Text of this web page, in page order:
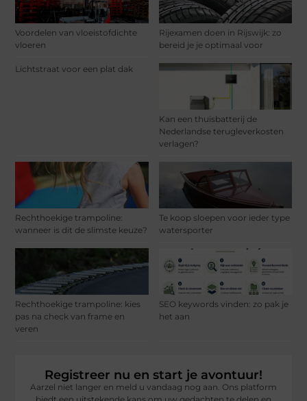
Voordelen van vloeistofdichte
vloeren
Rijexamen doen in Rijswijk: zo
bereid je je optimaal voor
Lichtstraat voor een plat dak
Kan een thuisbatterij de
Nederlandse terugleverkosten
verlagen?
Rechthoekige trampoline:
wanneer is dit de slimste keuze?
Te koop sloepen voor ieder type
watersporter
Rechthoekige trampoline: kies
pas na check van frame en
veren
SEO keywords vinden: zo pak je
het aan
Registreer nu en start je avontuur!
Aarzel niet langer en meld u vandaag nog aan. Ons platform